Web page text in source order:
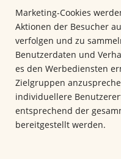
Startseite
Z
u
E
n
d
e
Marketing-Cookies
Aktionen der Besucher
verfolgen und zu
Benutzerdaten und
es den Werbediensten
Zielgruppen
individuellere
entsprechend der
bereitgestellt werden.